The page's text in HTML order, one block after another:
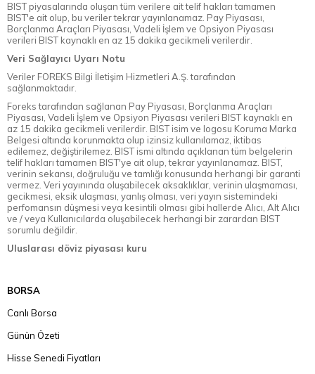
BIST piyasalarında oluşan tüm verilere ait telif hakları tamamen
BIST'e ait olup, bu veriler tekrar yayınlanamaz. Pay Piyasası,
Borçlanma Araçları Piyasası, Vadeli İşlem ve Opsiyon Piyasası
verileri BIST kaynaklı en az 15 dakika gecikmeli verilerdir.
Veri Sağlayıcı Uyarı Notu
Veriler FOREKS Bilgi İletişim Hizmetleri A.Ş. tarafından
sağlanmaktadır.
Foreks tarafından sağlanan Pay Piyasası, Borçlanma Araçları
Piyasası, Vadeli İşlem ve Opsiyon Piyasası verileri BIST kaynaklı en
az 15 dakika gecikmeli verilerdir. BIST isim ve logosu Koruma Marka
Belgesi altında korunmakta olup izinsiz kullanılamaz, iktibas
edilemez, değiştirilemez. BIST ismi altında açıklanan tüm belgelerin
telif hakları tamamen BIST'ye ait olup, tekrar yayınlanamaz. BIST,
verinin sekansı, doğruluğu ve tamlığı konusunda herhangi bir garanti
vermez. Veri yayınında oluşabilecek aksaklıklar, verinin ulaşmaması,
gecikmesi, eksik ulaşması, yanlış olması, veri yayın sistemindeki
perfomansın düşmesi veya kesintili olması gibi hallerde Alıcı, Alt Alıcı
ve / veya Kullanıcılarda oluşabilecek herhangi bir zarardan BIST
sorumlu değildir.
Uluslarası döviz piyasası kuru
BORSA
Canlı Borsa
Günün Özeti
Hisse Senedi Fiyatları